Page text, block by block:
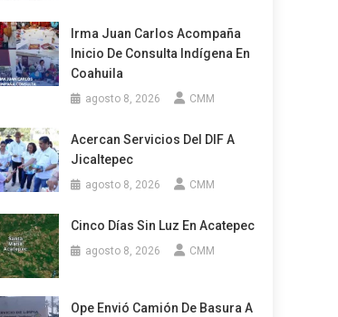
Irma Juan Carlos Acompaña
Inicio De Consulta Indígena En
Coahuila
agosto 8, 2026 CMM
Acercan Servicios Del DIF A
Jicaltepec
agosto 8, 2026 CMM
Cinco Días Sin Luz En Acatepec
agosto 8, 2026 CMM
Ope Envió Camión De Basura A